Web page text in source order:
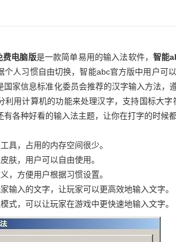
费电脑版是一款简单易用的输入法软件，智能
个人习惯自由切换，智能abc官方版中用户可
国家信息标准化委员会推荐的汉字输入方法
利用计算机的功能来处理汉字，支持国标大
有各种好看的输入法主题，让你在打字的时候
具，占用的内存空间很少。
肤，用户可以自由使用。
，方便用户根据习惯设置。
输入的文字，让玩家可以更高效地输入文字。
式，可以让玩家在游戏中更快速地输入文字。